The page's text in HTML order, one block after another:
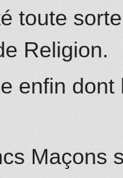
toute
Religion.
enfin dont
Maçons